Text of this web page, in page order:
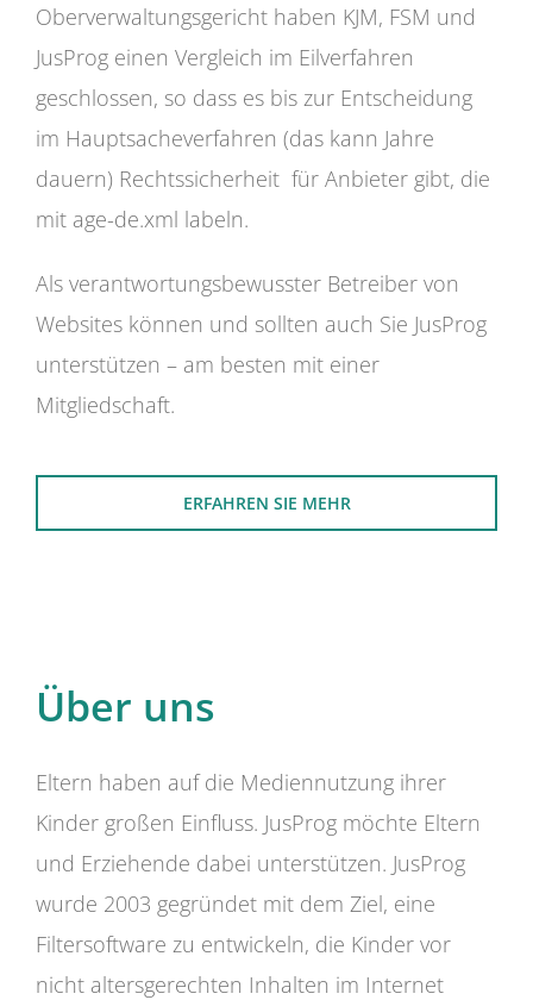
Oberverwaltungsgericht haben KJM, FSM und
JusProg einen Vergleich im Eilverfahren
geschlossen, so dass es bis zur Entscheidung
im Hauptsacheverfahren (das kann Jahre
dauern) Rechtssicherheit für Anbieter gibt, die
mit age-de.xml labeln.
Als verantwortungsbewusster Betreiber von
Websites können und sollten auch Sie JusProg
unterstützen – am besten mit einer
Mitgliedschaft.
ERFAHREN SIE MEHR
Über uns
Eltern haben auf die Mediennutzung ihrer
Kinder großen Einfluss. JusProg möchte Eltern
und Erziehende dabei unterstützen. JusProg
wurde 2003 gegründet mit dem Ziel, eine
Filtersoftware zu entwickeln, die Kinder vor
nicht altersgerechten Inhalten im Internet